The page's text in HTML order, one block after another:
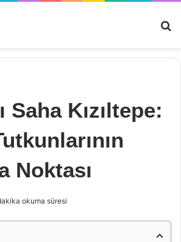
Saha Kızıltepe:
Noktası
okuma süresi